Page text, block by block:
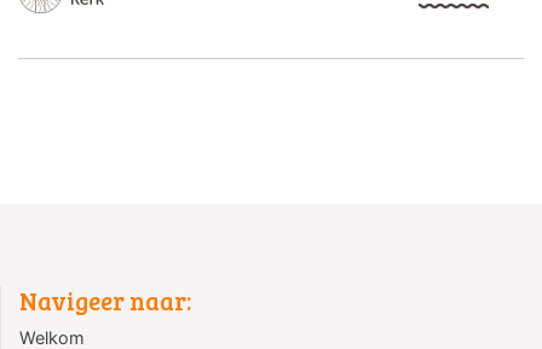
Navigeer naar:
Welkom